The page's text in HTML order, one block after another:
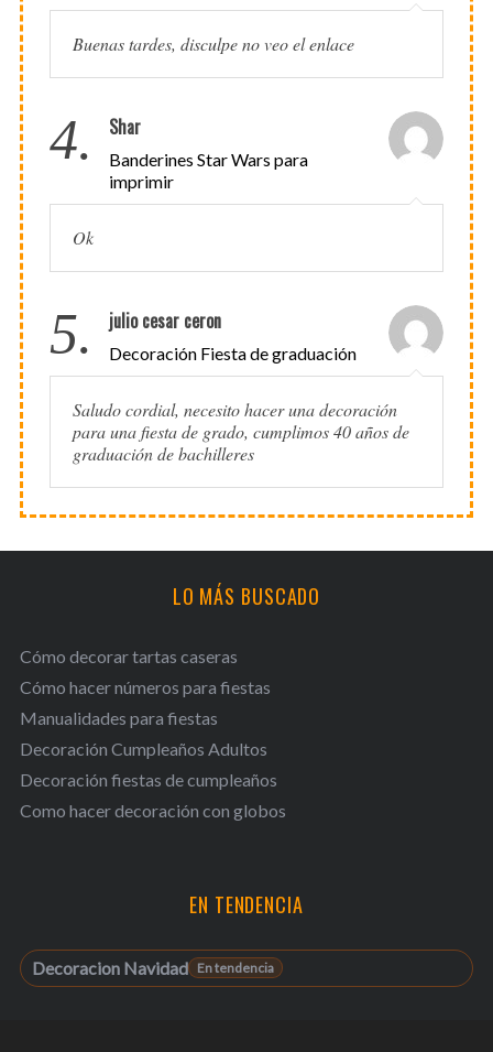
Buenas tardes, disculpe no veo el enlace
4. Shar
Banderines Star Wars para
imprimir
Ok
5. julio cesar ceron
Decoración Fiesta de graduación
Saludo cordial, necesito hacer una decoración
para una fiesta de grado, cumplimos 40 años de
graduación de bachilleres
LO MÁS BUSCADO
Cómo decorar tartas caseras
Cómo hacer números para fiestas
Manualidades para fiestas
Decoración Cumpleaños Adultos
Decoración fiestas de cumpleaños
Como hacer decoración con globos
EN TENDENCIA
Decoracion Navidad